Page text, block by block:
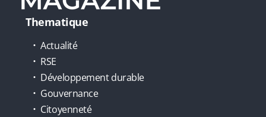
Thematique
Actualité
RSE
Développement durable
Gouvernance
Citoyenneté